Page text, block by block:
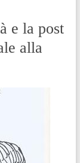
e la post
alla